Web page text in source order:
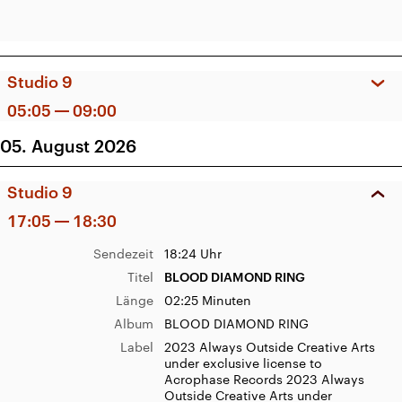
Länge
Album
What Are We Frightened Of?
Künstler*in
Sendezeit
07:12 Uhr
Titel
Sesquicentennial
Länge
03:09 Minuten
before/after (Album)
2026 Stones Throw Records
Studio 9
05:05
09:00
Sendezeit
Titel
From Down Here
Bestellnummer
Label
UMI/ Island Records
Künstler*in
Lola Young
Komponist*in
James Blake
08:46 Uhr
05. August 2026
Studio 9
17:05
18:30
Sendezeit
18:24 Uhr
Titel
BLOOD DIAMOND RING
Länge
02:25 Minuten
Album
BLOOD DIAMOND RING
Label
2023 Always Outside Creative Arts
under exclusive license to
Acrophase Records 2023 Always
Outside Creative Arts under